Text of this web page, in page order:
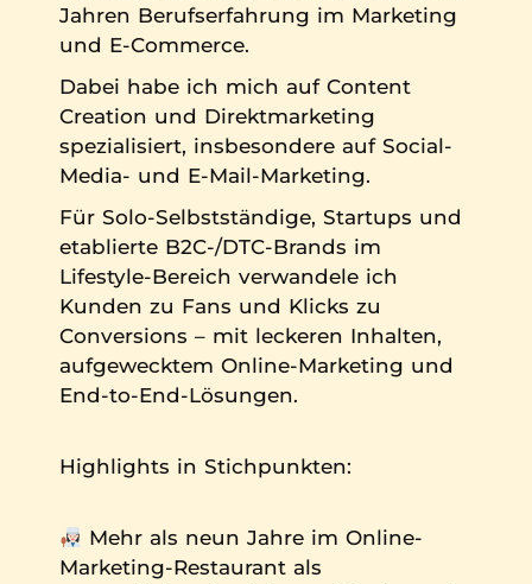
Jahren Berufserfahrung im Marketing
und E-Commerce.
Dabei habe ich mich auf Content
Creation und Direktmarketing
spezialisiert, insbesondere auf Social-
Media- und E-Mail-Marketing.
Für Solo-Selbstständige, Startups und
etablierte B2C-/DTC-Brands im
Lifestyle-Bereich verwandele ich
Kunden zu Fans und Klicks zu
Conversions – mit leckeren Inhalten,
aufgewecktem Online-Marketing und
End-to-End-Lösungen.
Highlights in Stichpunkten:
Mehr als neun Jahre im Online-
Marketing-Restaurant als